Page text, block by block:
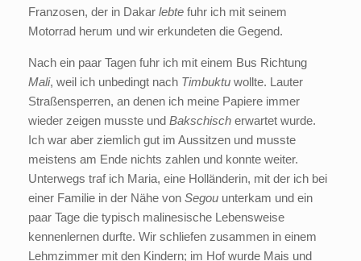
Franzosen, der in Dakar lebte fuhr ich mit seinem
Motorrad herum und wir erkundeten die Gegend.
Nach ein paar Tagen fuhr ich mit einem Bus Richtung
Mali, weil ich unbedingt nach Timbuktu wollte. Lauter
Straßensperren, an denen ich meine Papiere immer
wieder zeigen musste und Bakschisch erwartet wurde.
Ich war aber ziemlich gut im Aussitzen und musste
meistens am Ende nichts zahlen und konnte weiter.
Unterwegs traf ich Maria, eine Holländerin, mit der ich bei
einer Familie in der Nähe von Segou unterkam und ein
paar Tage die typisch malinesische Lebensweise
kennenlernen durfte. Wir schliefen zusammen in einem
Lehmzimmer mit den Kindern; im Hof wurde Mais und